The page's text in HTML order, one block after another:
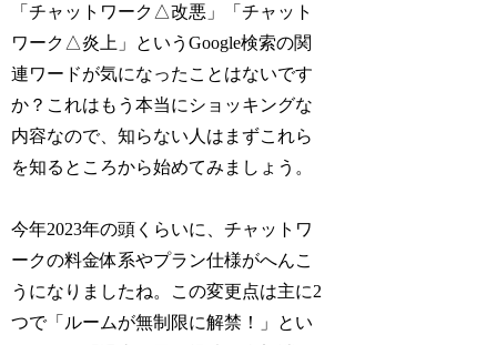
「チャットワーク△改悪」「チャット
ワーク△炎上」というGoogle検索の関
連ワードが気になったことはないです
か？これはもう本当にショッキングな
内容なので、知らない人はまずこれら
を知るところから始めてみましょう。
今年2023年の頭くらいに、チャットワ
ークの料金体系やプラン仕様がへんこ
うになりましたね。この変更点は主に2
つで「ルームが無制限に解禁！」とい